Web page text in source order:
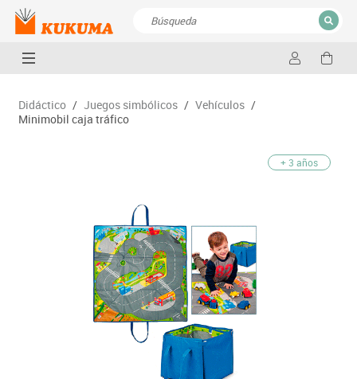
CERRAR
Didáctico / Juegos simbólicos / Vehículos /
Minimobil caja tráfico
+ 3 años